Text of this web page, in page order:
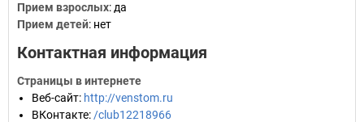
Прием взрослых: да
Прием детей: нет
Контактная информация
Страницы в интернете
Веб-сайт: http://venstom.ru
ВКонтакте: /club12218966